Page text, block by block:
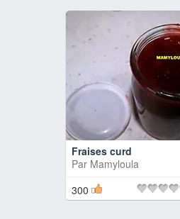
Fraises curd
Par Mamyloula
300